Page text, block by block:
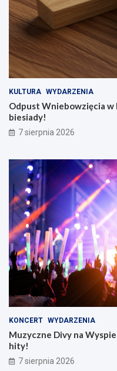
KULTURA WYDARZENIA
Odpust Wniebowzięcia w
biesiady!
7 sierpnia 2026
KONCERT WYDARZENIA
Muzyczne Divy na
hity!
7 sierpnia 2026